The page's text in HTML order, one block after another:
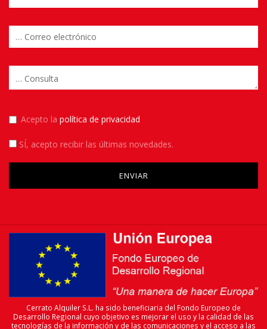
Acepto la política de privacidad
SÍ, acepto recibir las últimas novedades.
Please leave this field empty.
Cerrato Alquiler S.L. ha sido beneficiaria del Fondo Europeo de
Desarrollo Regional cuyo objetivo es mejorar el uso y la calidad de las
tecnologías de la información y de las comunicaciones y el acceso a las